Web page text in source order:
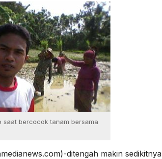
saat bercocok tanam bersama
ditengah makin sedikitnya